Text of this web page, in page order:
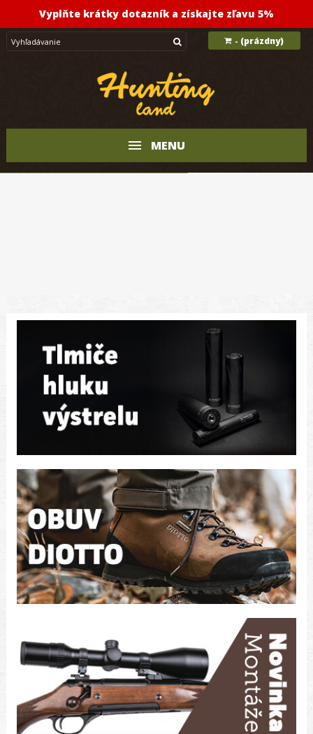
Vyplňte krátky dotazník a získajte zľavu 5%
- (prázdny)
MENU